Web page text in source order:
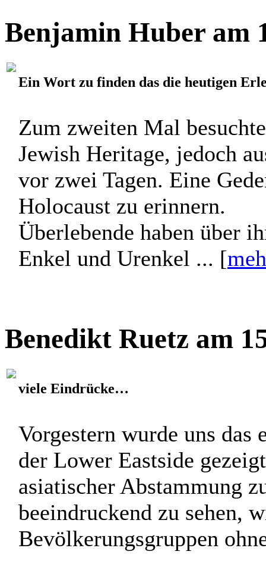
Benjamin Huber am
Ein Wort zu finden das die heutigen
Zum zweiten Mal
Jewish Heritage, jedoch
vor zwei Tagen. Eine
Holocaust zu erinnern.
Überlebende haben über
Enkel und Urenkel ... [
Benedikt Ruetz am
viele Eindrücke…
Vorgestern wurde uns
der Lower Eastside
asiatischer Abstammung
beeindruckend zu sehen,
Bevölkerungsgruppen